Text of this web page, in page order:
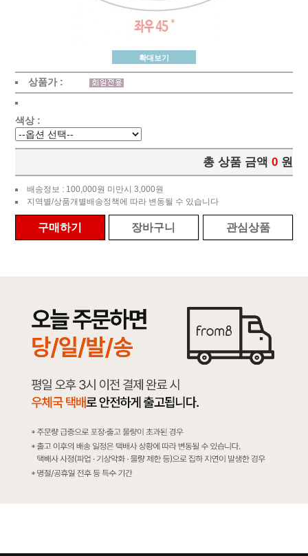
확대보기
상품가 :
색상 :
총 상품 금액 0 원
배송정보 : 100,000원 미만시 3,000원
지역별/상품개별배송정책에 따라 변동될 수 있습니다
구매하기 장바구니 관심상품